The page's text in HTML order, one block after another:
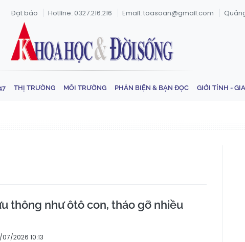
Đặt báo Hotline: 0327.216.216 Email: toasoan@gmail.com
THỊ TRƯỜNG MÔI TRƯỜNG PHẢN BIỆN & BẠN ĐỌC GIỚI TÍNH -
thông như ôtô con, tháo gỡ nhiều
2026 10:13